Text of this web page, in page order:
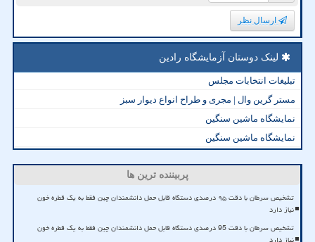
ارسال نظر
لینک دوستان آزمایشگاه رادین
تبلیغات انتخابات مجلس
مستر گرین وال | مجری و طراح انواع دیوار سبز
نمایشگاه ماشین سنگین
نمایشگاه ماشین سنگین
پربیننده ترین ها
تشخیص سرطان با دقت ۹۵ درصدی دستگاه قابل حمل دانشمندان چین فقط به یک قطره خون
نیاز دارد
تشخیص سرطان با دقت 95 درصدی دستگاه قابل حمل دانشمندان چین فقط به یک قطره خون